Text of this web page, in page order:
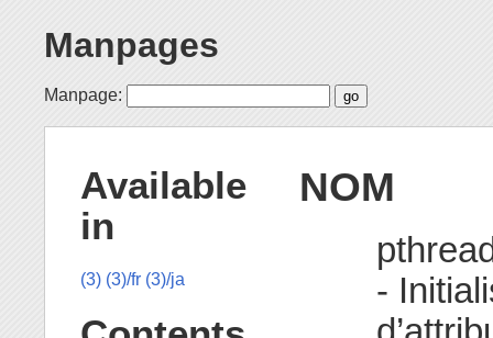
Manpages
Manpage:
NOM
-
Available
in
(3) (3)/fr (3)/ja